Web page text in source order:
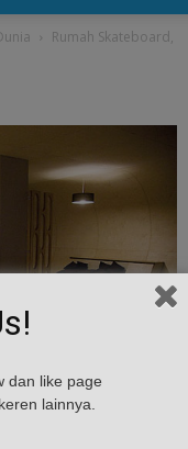
Rumah Skateboard,
dan like page
lainnya.